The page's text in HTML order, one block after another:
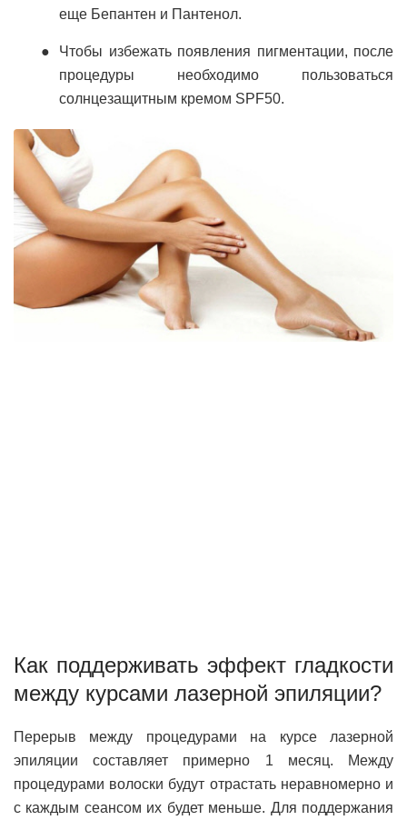
еще Бепантен и Пантенол.
Чтобы избежать появления пигментации, после
процедуры необходимо пользоваться
солнцезащитным кремом SPF50.
Как поддерживать эффект гладкости
между курсами лазерной эпиляции?
Перерыв между процедурами на курсе лазерной
эпиляции составляет примерно 1 месяц. Между
процедурами волоски будут отрастать неравномерно и
с каждым сеансом их будет меньше. Для поддержания